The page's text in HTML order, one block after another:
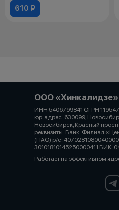
610 ₽
ООО «Хинкалидзе»
ИНН 5406799841 ОГРН
юр. адрес: 630099,
Новосибирск, Красный
реквизиты: Банк: Филиал
(ПАО) р/с:
30101810145250000411 БИК:
Работает на эффективном